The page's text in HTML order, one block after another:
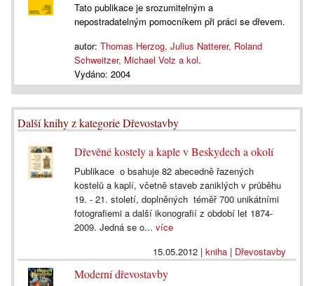
Tato publikace je srozumitelným a
nepostradatelným pomocníkem při práci se dřevem.
autor: Thomas Herzog, Julius Natterer, Roland
Schweitzer, Michael Volz a kol.
Vydáno: 2004
Další knihy z kategorie Dřevostavby
Dřevěné kostely a kaple v Beskydech a okolí
Publikace o bsahuje 82 abecedně řazených
kostelů a kaplí, včetně staveb zaniklých v průběhu
19. - 21. století, doplněných téměř 700 unikátními
fotografiemi a další ikonografií z období let 1874-
2009. Jedná se o...více
15.05.2012| kniha| Dřevostavby
Moderní dřevostavby